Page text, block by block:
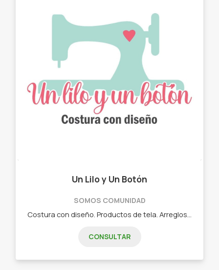
Un Lilo y Un Botón
SOMOS COMUNIDAD
CONSULTAR